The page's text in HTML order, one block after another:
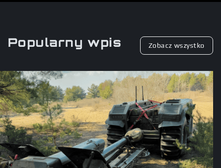
Popularny wpis Zobacz wszystko